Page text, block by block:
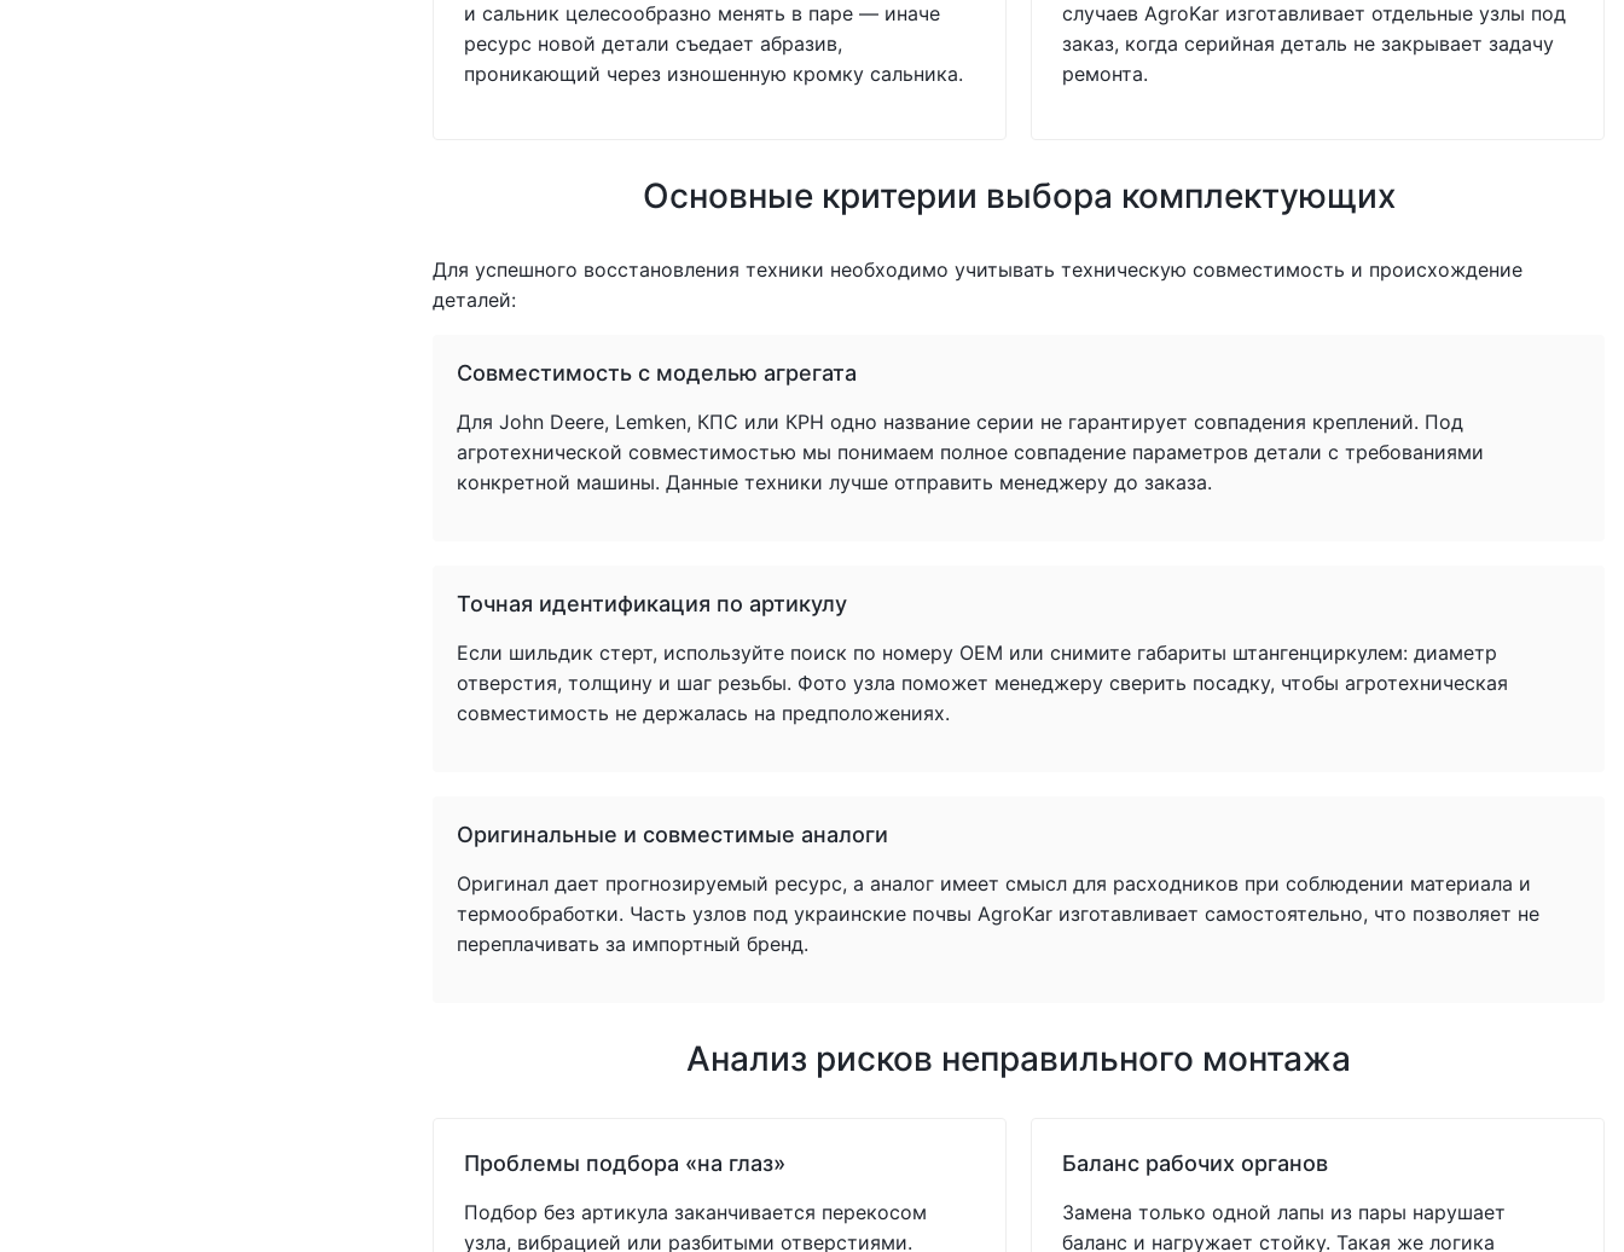
и сальник целесообразно менять в паре — иначе
ресурс новой детали съедает абразив,
проникающий через изношенную кромку сальника.
случаев AgroKar изготавливает отдельные узлы под
заказ, когда серийная деталь не закрывает задачу
ремонта.
Основные критерии выбора комплектующих
Для успешного восстановления техники необходимо учитывать техническую совместимость и происхождение
деталей:
Совместимость с моделью агрегата
Для John Deere, Lemken, КПС или КРН одно название серии не гарантирует совпадения креплений. Под
агротехнической совместимостью мы понимаем полное совпадение параметров детали с требованиями
конкретной машины. Данные техники лучше отправить менеджеру до заказа.
Точная идентификация по артикулу
Если шильдик стерт, используйте поиск по номеру OEM или снимите габариты штангенциркулем: диаметр
отверстия, толщину и шаг резьбы. Фото узла поможет менеджеру сверить посадку, чтобы агротехническая
совместимость не держалась на предположениях.
Оригинальные и совместимые аналоги
Оригинал дает прогнозируемый ресурс, а аналог имеет смысл для расходников при соблюдении материала и
термообработки. Часть узлов под украинские почвы AgroKar изготавливает самостоятельно, что позволяет не
переплачивать за импортный бренд.
Анализ рисков неправильного монтажа
Проблемы подбора «на глаз»
Подбор без артикула заканчивается перекосом
узла, вибрацией или разбитыми отверстиями.
Баланс рабочих органов
Замена только одной лапы из пары нарушает
баланс и нагружает стойку. Такая же логика